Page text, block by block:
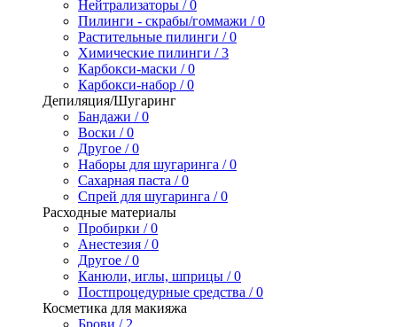
Нейтрализаторы / 0
Пилинги - скрабы/гоммажи / 0
Растительные пилинги / 0
Химические пилинги / 3
Карбокси-маски / 0
Карбокси-набор / 0
Депиляция/Шугаринг
Бандажи / 0
Воски / 0
Другое / 0
Наборы для шугаринга / 0
Сахарная паста / 0
Спрей для шугаринга / 0
Расходные материалы
Пробирки / 0
Анестезия / 0
Другое / 0
Канюли, иглы, шприцы / 0
Постпроцедурные средства / 0
Косметика для макияжа
Брови / 2